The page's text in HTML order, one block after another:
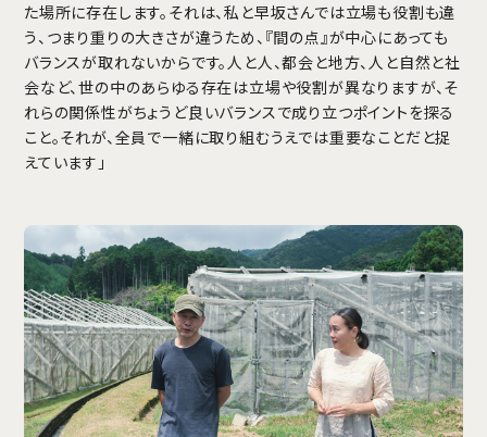
た場所に存在します。それは、私と早坂さんでは立場も役割も違
う、つまり重りの大きさが違うため、『間の点』が中心にあっても
バランスが取れないからです。人と人、都会と地方、人と自然と社
会など、世の中のあらゆる存在は立場や役割が異なりますが、そ
れらの関係性がちょうど良いバランスで成り立つポイントを探る
こと。それが、全員で一緒に取り組むうえでは重要なことだと捉
えています」